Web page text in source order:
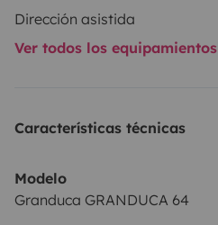
Dirección asistida
Ver todos los equipamientos
Características técnicas
Modelo
Granduca GRANDUCA 64